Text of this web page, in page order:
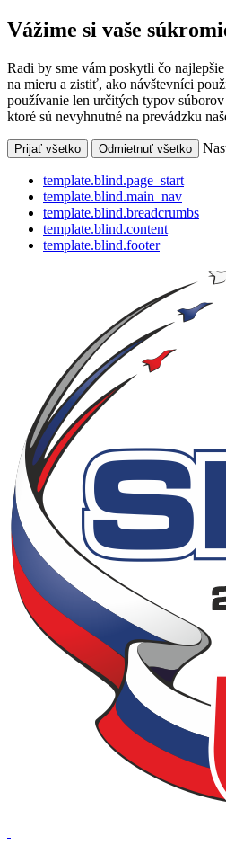
Vážime si vaše
Radi by sme vám poskytli čo
na mieru a zistiť, ako návštevníci
používanie len určitých typov
ktoré sú nevyhnutné na prevádzku
Prijať všetko Odmietnuť všetko
template.blind.page_start
template.blind.main_nav
template.blind.breadcrumbs
template.blind.content
template.blind.footer